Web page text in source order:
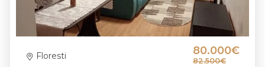
Floresti 80.000€
82.500€